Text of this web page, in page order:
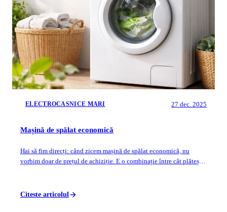
ELECTROCASNICE MARI 27 dec. 2025
Mașină de spălat economică
Hai să fim direcți: când zicem mașină de spălat economică, nu
vorbim doar de prețul de achiziție. E o combinație între cât plătești
Citeste articolul